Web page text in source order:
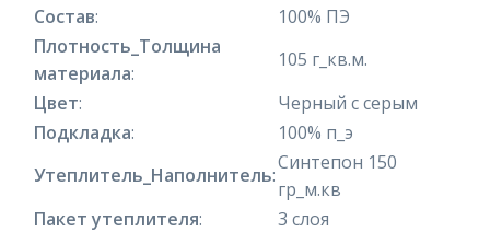
Состав:
100% ПЭ
Плотность_Толщина
материала:
105 г_кв.м.
Цвет:
Черный с серым
Подкладка:
100% п_э
Утеплитель_Наполнитель:
Синтепон 150
гр_м.кв
Пакет утеплителя:
3 слоя